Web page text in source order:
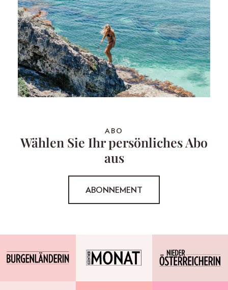
ABO
Wählen Sie Ihr persönliches Abo
aus
ABONNEMENT